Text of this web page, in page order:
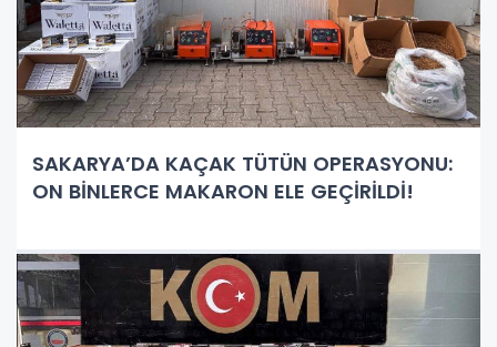
SAKARYA’DA KAÇAK TÜTÜN OPERASYONU:
ON BİNLERCE MAKARON ELE GEÇİRİLDİ!